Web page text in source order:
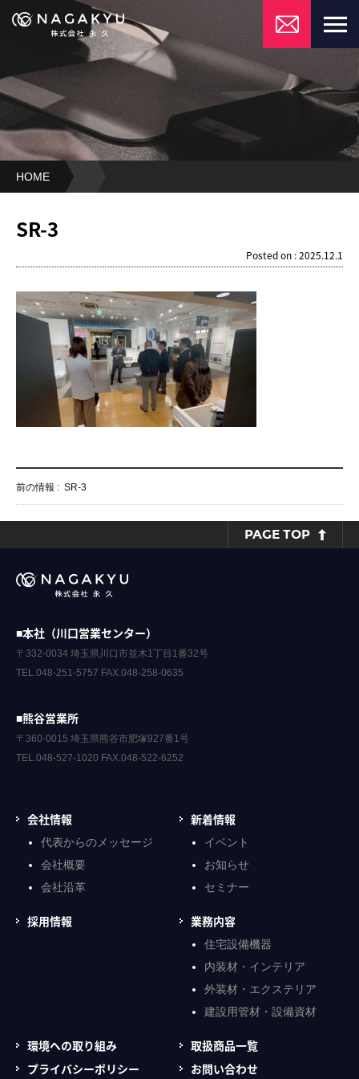
HOME
SR-3
Posted on : 2025.12.1
前の情報 : SR-3
PAGE TOP
■本社（川口営業センター）
〒332-0034 埼玉県川口市並木1丁目1番32号
TEL.048-251-5757 FAX.048-258-0635
■熊谷営業所
〒360-0015 埼玉県熊谷市肥塚927番1号
TEL.048-527-1020 FAX.048-522-6252
会社情報
代表からのメッセージ
会社概要
会社沿革
新着情報
イベント
お知らせ
セミナー
採用情報 業務内容
住宅設備機器
内装材・インテリア
外装材・エクステリア
建設用管材・設備資材
環境への取り組み
取扱商品一覧
プライバシーポリシー
お問い合わせ